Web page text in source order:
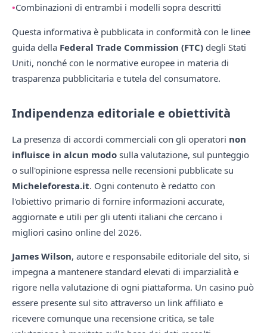
Combinazioni di entrambi i modelli sopra descritti
Questa informativa è pubblicata in conformità con le linee
guida della Federal Trade Commission (FTC) degli Stati
Uniti, nonché con le normative europee in materia di
trasparenza pubblicitaria e tutela del consumatore.
Indipendenza editoriale e obiettività
La presenza di accordi commerciali con gli operatori non
influisce in alcun modo sulla valutazione, sul punteggio
o sull'opinione espressa nelle recensioni pubblicate su
Micheleforesta.it. Ogni contenuto è redatto con
l'obiettivo primario di fornire informazioni accurate,
aggiornate e utili per gli utenti italiani che cercano i
migliori casino online del 2026.
James Wilson, autore e responsabile editoriale del sito, si
impegna a mantenere standard elevati di imparzialità e
rigore nella valutazione di ogni piattaforma. Un casino può
essere presente sul sito attraverso un link affiliato e
ricevere comunque una recensione critica, se tale